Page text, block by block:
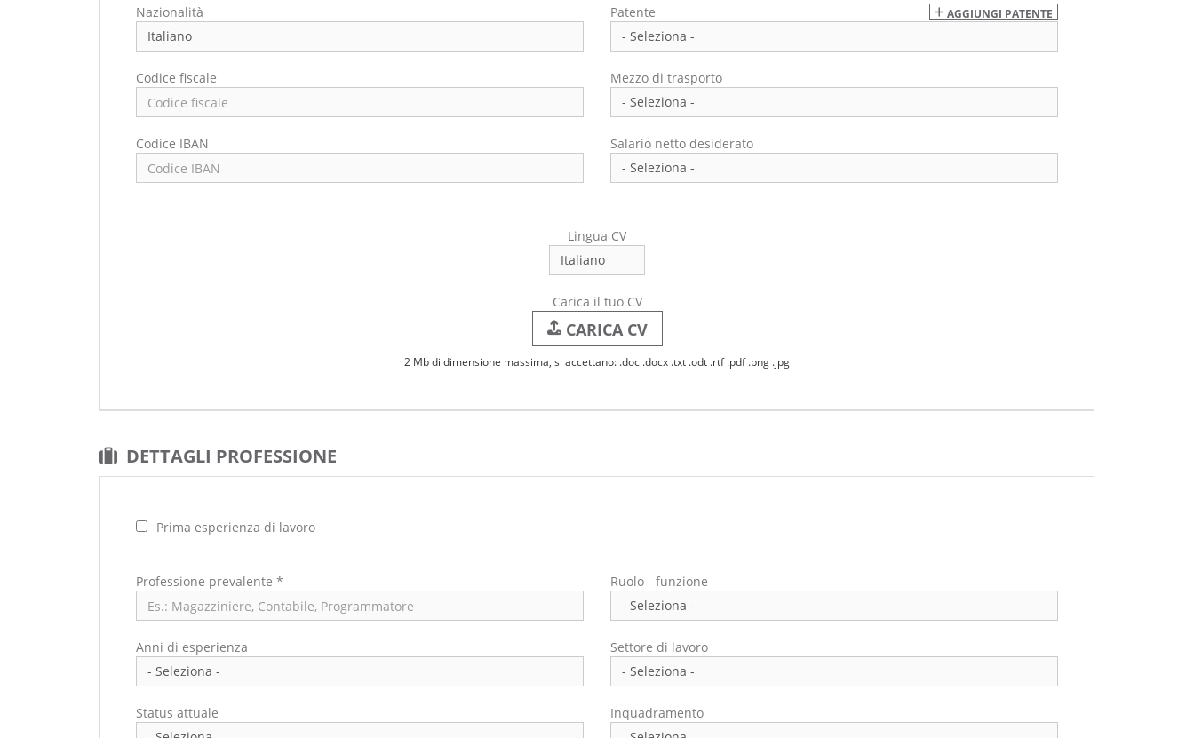
Nazionalità
Codice fiscale
Codice IBAN
Patente AGGIUNGI PATENTE
Mezzo di trasporto
Salario netto desiderato
Lingua CV
Carica il tuo CV
CARICA CV
2 Mb di dimensione massima, si accettano: .doc .docx .txt .odt .rtf .pdf .png .jpg
DETTAGLI PROFESSIONE
Prima esperienza di lavoro
Professione prevalente * Ruolo - funzione
Anni di esperienza
Status attuale
Settore di lavoro
Inquadramento